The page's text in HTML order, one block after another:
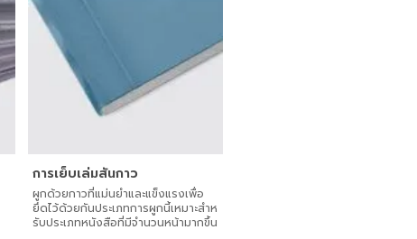
การเย็บเล่มสันกาว
ผูกด้วยกาวที่แม่นยําและแข็งแรงเพื่อ
ยึดไว้ด้วยกันประเภทการผูกนี้เหมาะสําห
รับประเภทหนังสือที่มีจํานวนหน้ามากขึ้น